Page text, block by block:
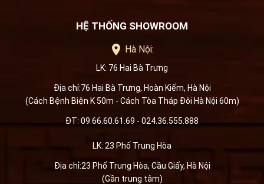
HỆ THỐNG SHOWROOM
Hà Nội:
LK: 76 Hai Bà Trưng
Địa chỉ:76 Hai Bà Trưng, Hoàn Kiếm, Hà Nội
(Cách Bệnh Biện K 50m - Cách Tòa Tháp Đôi Hà Nội 60m)
ĐT: 09.66.60.61.69 - 024.36.555.888
LK: 23 Phố Trung Hòa
Địa chỉ:23 Phố Trung Hòa, Cầu Giấy, Hà Nội
(Gần trung tâm)